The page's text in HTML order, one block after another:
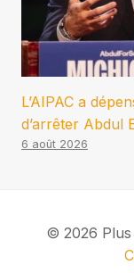
L’AIPAC a
d’arrêter Abdul
6 août 2026
© 2026 Plus